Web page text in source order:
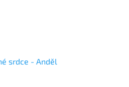
srdce - Anděl